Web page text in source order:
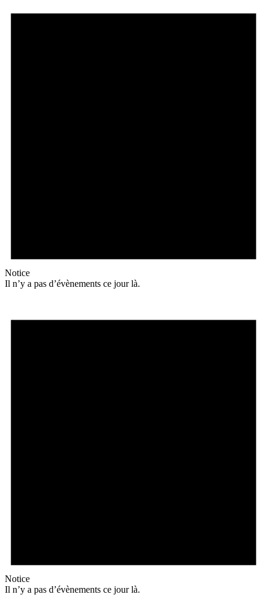
Notice
Il n’y a pas d’évènements ce jour là.
Notice
Il n’y a pas d’évènements ce jour là.